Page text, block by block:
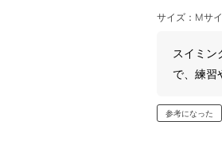
サイズ：Mサ
スイミン
で、練習
参考になった